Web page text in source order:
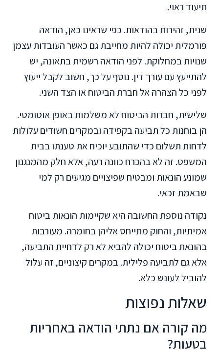
תיעוד ראוי.
שנית, זהירות בהודאות. כפי שראינו כאן, הודאה
פורמלית יכולה להיות מחייבת גם כאשר העובדות עצמן
שנויות במחלוקת. לפני הודאה רשמית בתאונה, יש
להתייעץ עם עורך דין. נוסף על כך, חשוב לקבל ייעוץ
לפני כל הצהרה אל חברת הביטוח או הצד השני.
שלישית, חברות הביטוח לא משלמות באופן אוטומטי.
הן בוחנות כל תביעה בקפידה ובמקרים חשודים עלולות
לדחות תשלום כדי שהתובע יוכיח את טענתו בבית
המשפט. זה לא בהכרח כוונה רעה, אלא חלק מהמנגנון
שמונע הונאות ומבטיח שפיצויים מגיעים רק למי
שבאמת זכאי.
נקודה נוספת החשובה היא שקיימות הונאות ביטוח
אמיתיות, והחוק מתייחס אליהן בחומרה. מעורבות
בהונאת ביטוח יכולה להביא לא רק לדחיית התביעה,
אלא גם לתביעה פלילית. במקרים קיצוניים, זה עלול
להוביל לעונש כלא.
שאלות נפוצות
מה קורה אם נתתי הודאה באחריות
בטעות?